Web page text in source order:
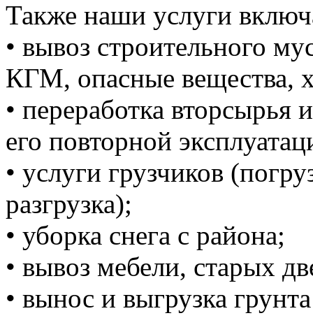
Также наши услуги
• вывоз строительного
КГМ, опасные вещества,
• переработка вторсырья
его повторной
• услуги грузчиков
разгрузка);
• уборка снега с района;
• вывоз мебели, старых
• вынос и выгрузка